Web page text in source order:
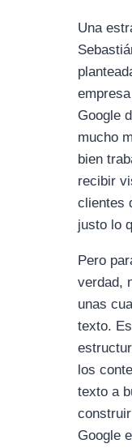
Una
Google
mucho
bien
recibir
clientes
justo lo
Pero
verdad,
unas
texto.
los
texto a
Google